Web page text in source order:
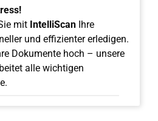
mit IntelliScan Ihre
und effizienter erledigen.
Dokumente hoch – unsere
alle wichtigen